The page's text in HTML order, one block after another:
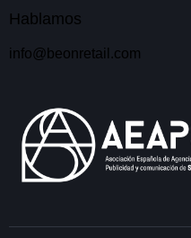
Hablamos
info@beonretail.com